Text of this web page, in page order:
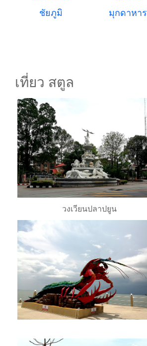
ชัยภูมิ
มุกดาหาร
เที่ยว สตูล
วงเวียนปลาปยูน